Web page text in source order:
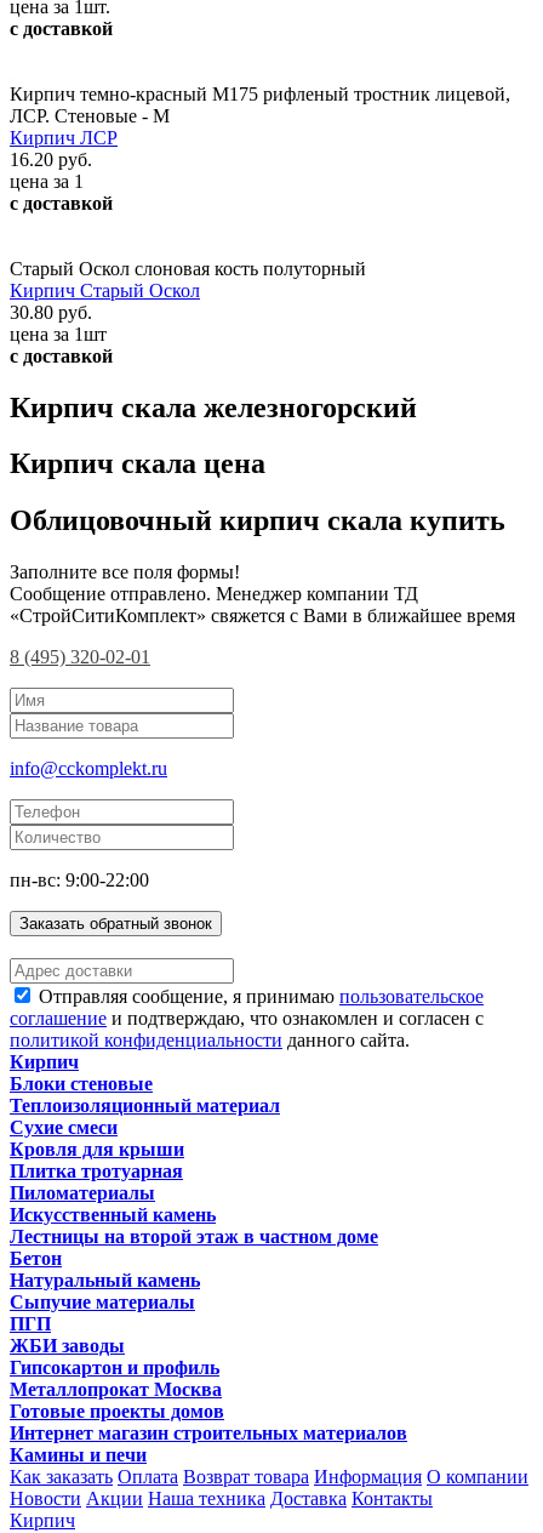
цена за 1шт.
с доставкой
Кирпич темно-красный М175 рифленый тростник лицевой,
ЛСР. Стеновые - М
Кирпич ЛСР
16.20 руб.
цена за 1
с доставкой
Старый Оскол слоновая кость полуторный
Кирпич Старый Оскол
30.80 руб.
цена за 1шт
с доставкой
Кирпич скала железногорский
Кирпич скала цена
Облицовочный кирпич скала купить
Заполните все поля формы!
Сообщение отправлено. Менеджер компании ТД
«СтройСитиКомплект» свяжется с Вами в ближайшее время
8 (495) 320-02-01
info@cckomplekt.ru
пн-вс: 9:00-22:00
Заказать обратный звонок
Отправляя сообщение, я принимаю пользовательское
соглашение и подтверждаю, что ознакомлен и согласен с
политикой конфиденциальности данного сайта.
Кирпич
Блоки стеновые
Теплоизоляционный материал
Сухие смеси
Кровля для крыши
Плитка тротуарная
Пиломатериалы
Искусственный камень
Лестницы на второй этаж в частном доме
Бетон
Натуральный камень
Сыпучие материалы
ПГП
ЖБИ заводы
Гипсокартон и профиль
Металлопрокат Москва
Готовые проекты домов
Интернет магазин строительных материалов
Камины и печи
Как заказать Оплата Возврат товара Информация О компании
Новости Акции Наша техника Доставка Контакты
Кирпич